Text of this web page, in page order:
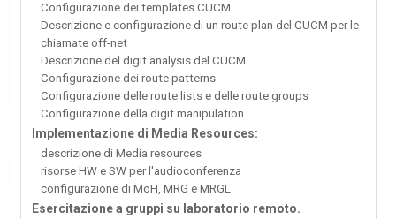
Configurazione dei templates CUCM
Descrizione e configurazione di un route plan del CUCM per le
chiamate off-net
Descrizione del digit analysis del CUCM
Configurazione dei route patterns
Configurazione delle route lists e delle route groups
Configurazione della digit manipulation.
Implementazione di Media Resources:
descrizione di Media resources
risorse HW e SW per l'audioconferenza
configurazione di MoH, MRG e MRGL.
Esercitazione a gruppi su laboratorio remoto.